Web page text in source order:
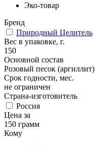
Эко-товар
Бренд
Природный Целитель
Вес в упаковке, г.
150
Основной состав
Розовый песок (аргиллит)
Срок годности, мес.
не ограничен
Страна-изготовитель
Россия
Цена за
150 грамм
Кому